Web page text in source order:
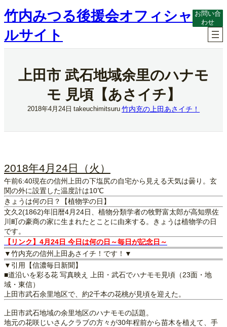
内
容
ス
キ
竹内みつる後援会オフィシャ
ルサイト
お問い合
わせ
上田市 武石地域余里のハナモ
モ 見頃【あさイチ】
2018年4月24日 takeuchimitsuru 竹内充の上田あさイチ！
2018年4月24日（火）
午前6:40現在の信州上田の下塩尻の自宅から見える天気は曇り。玄
関の外に設置した温度計は10℃
きょうは何の日？【植物学の日】
文久2(1862)年旧暦4月24日、植物分類学者の牧野富太郎が高知県佐
川町の豪商の家に生まれたとことに由来する。きょうは植物学の日
です。
【リンク】4月24日 今日は何の日～毎日が記念日～
▼竹内充の信州上田あさイチ！です！▼
▼引用【信濃毎日新聞】
■道沿いを彩る花 写真映え 上田・武石でハナモモ見頃（23面・地
域・東信）
上田市武石余里地区で、約2千本の花桃が見頃を迎えた。
上田市武石地域の余里地区のハナモモの話題。
地元の花咲じいさんクラブの方々が30年程前から苗木を植えて、手